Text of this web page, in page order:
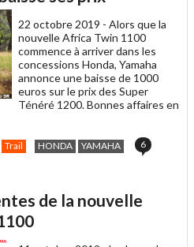
22 octobre 2019 - Alors que la
nouvelle Africa Twin 1100
commence à arriver dans les
concessions Honda, Yamaha
annonce une baisse de 1000
euros sur le prix des Super
Ténéré 1200. Bonnes affaires en
Trail HONDA YAMAHA 6
de la nouvelle